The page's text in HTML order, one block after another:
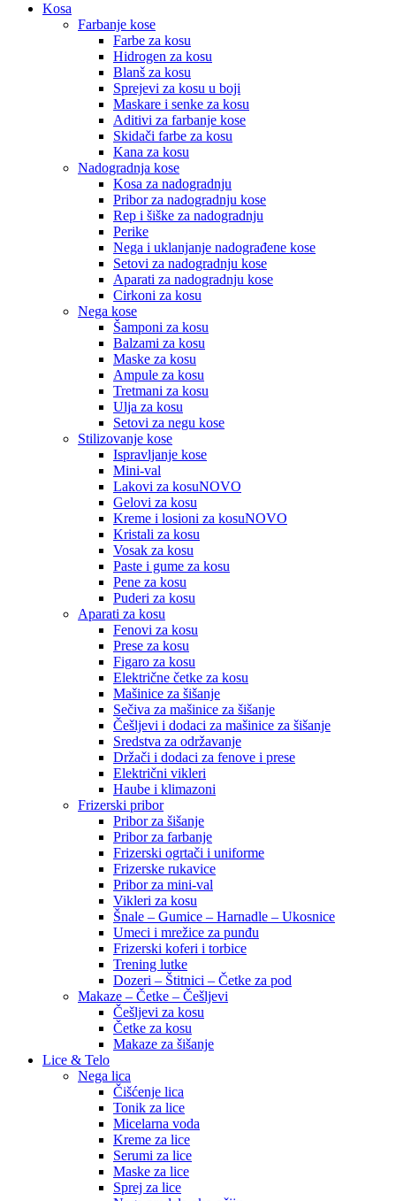
Kosa
Farbanje kose
Farbe za kosu
Hidrogen za kosu
Blanš za kosu
Sprejevi za kosu u boji
Maskare i senke za kosu
Aditivi za farbanje kose
Skidači farbe za kosu
Kana za kosu
Nadogradnja kose
Kosa za nadogradnju
Pribor za nadogradnju kose
Rep i šiške za nadogradnju
Perike
Nega i uklanjanje nadograđene kose
Setovi za nadogradnju kose
Aparati za nadogradnju kose
Cirkoni za kosu
Nega kose
Šamponi za kosu
Balzami za kosu
Maske za kosu
Ampule za kosu
Tretmani za kosu
Ulja za kosu
Setovi za negu kose
Stilizovanje kose
Ispravljanje kose
Mini-val
Lakovi za kosuNOVO
Gelovi za kosu
Kreme i losioni za kosuNOVO
Kristali za kosu
Vosak za kosu
Paste i gume za kosu
Pene za kosu
Puderi za kosu
Aparati za kosu
Fenovi za kosu
Prese za kosu
Figaro za kosu
Električne četke za kosu
Mašinice za šišanje
Sečiva za mašinice za šišanje
Češljevi i dodaci za mašinice za šišanje
Sredstva za održavanje
Držači i dodaci za fenove i prese
Električni vikleri
Haube i klimazoni
Frizerski pribor
Pribor za šišanje
Pribor za farbanje
Frizerski ogrtači i uniforme
Frizerske rukavice
Pribor za mini-val
Vikleri za kosu
Šnale – Gumice – Harnadle – Ukosnice
Umeci i mrežice za punđu
Frizerski koferi i torbice
Trening lutke
Dozeri – Štitnici – Četke za pod
Makaze – Četke – Češljevi
Češljevi za kosu
Četke za kosu
Makaze za šišanje
Lice & Telo
Nega lica
Čišćenje lica
Tonik za lice
Micelarna voda
Kreme za lice
Serumi za lice
Maske za lice
Sprej za lice